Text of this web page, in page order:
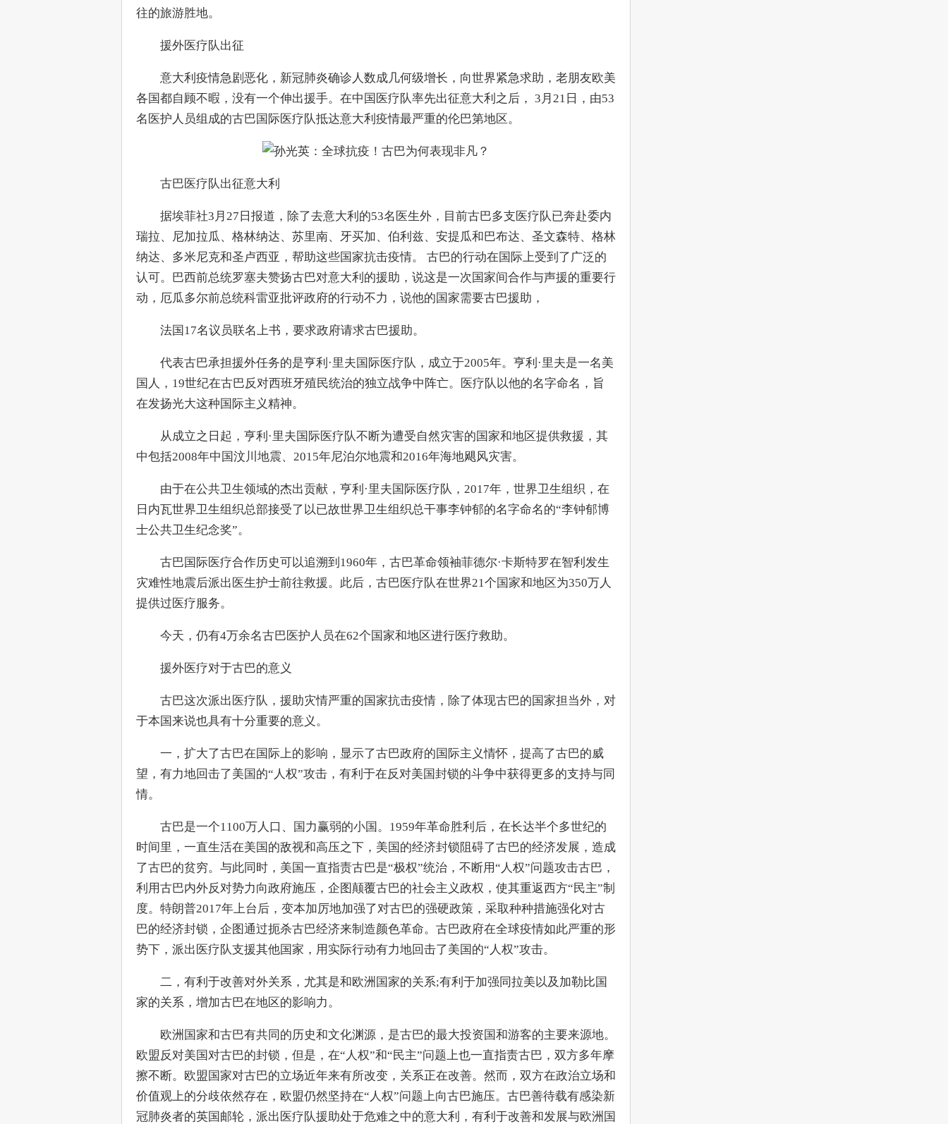
往的旅游胜地。
援外医疗队出征
意大利疫情急剧恶化，新冠肺炎确诊人数成几何级增长，向世界紧急求助，老朋友欧美
各国都自顾不暇，没有一个伸出援手。在中国医疗队率先出征意大利之后， 3月21日，由53
名医护人员组成的古巴国际医疗队抵达意大利疫情最严重的伦巴第地区。
古巴医疗队出征意大利
据埃菲社3月27日报道，除了去意大利的53名医生外，目前古巴多支医疗队已奔赴委内
瑞拉、尼加拉瓜、格林纳达、苏里南、牙买加、伯利兹、安提瓜和巴布达、圣文森特、格林
纳达、多米尼克和圣卢西亚，帮助这些国家抗击疫情。 古巴的行动在国际上受到了广泛的
认可。巴西前总统罗塞夫赞扬古巴对意大利的援助，说这是一次国家间合作与声援的重要行
动，厄瓜多尔前总统科雷亚批评政府的行动不力，说他的国家需要古巴援助，
法国17名议员联名上书，要求政府请求古巴援助。
代表古巴承担援外任务的是亨利·里夫国际医疗队，成立于2005年。亨利·里夫是一名美
国人，19世纪在古巴反对西班牙殖民统治的独立战争中阵亡。医疗队以他的名字命名，旨
在发扬光大这种国际主义精神。
从成立之日起，亨利·里夫国际医疗队不断为遭受自然灾害的国家和地区提供救援，其
中包括2008年中国汶川地震、2015年尼泊尔地震和2016年海地飓风灾害。
由于在公共卫生领域的杰出贡献，亨利·里夫国际医疗队，2017年，世界卫生组织，在
日内瓦世界卫生组织总部接受了以已故世界卫生组织总干事李钟郁的名字命名的“李钟郁博
士公共卫生纪念奖”。
古巴国际医疗合作历史可以追溯到1960年，古巴革命领袖菲德尔·卡斯特罗在智利发生
灾难性地震后派出医生护士前往救援。此后，古巴医疗队在世界21个国家和地区为350万人
提供过医疗服务。
今天，仍有4万余名古巴医护人员在62个国家和地区进行医疗救助。
援外医疗对于古巴的意义
古巴这次派出医疗队，援助灾情严重的国家抗击疫情，除了体现古巴的国家担当外，对
于本国来说也具有十分重要的意义。
一，扩大了古巴在国际上的影响，显示了古巴政府的国际主义情怀，提高了古巴的威
望，有力地回击了美国的“人权”攻击，有利于在反对美国封锁的斗争中获得更多的支持与同
情。
古巴是一个1100万人口、国力赢弱的小国。1959年革命胜利后，在长达半个多世纪的
时间里，一直生活在美国的敌视和高压之下，美国的经济封锁阻碍了古巴的经济发展，造成
了古巴的贫穷。与此同时，美国一直指责古巴是“极权”统治，不断用“人权”问题攻击古巴，
利用古巴内外反对势力向政府施压，企图颠覆古巴的社会主义政权，使其重返西方“民主”制
度。特朗普2017年上台后，变本加厉地加强了对古巴的强硬政策，采取种种措施强化对古
巴的经济封锁，企图通过扼杀古巴经济来制造颜色革命。古巴政府在全球疫情如此严重的形
势下，派出医疗队支援其他国家，用实际行动有力地回击了美国的“人权”攻击。
二，有利于改善对外关系，尤其是和欧洲国家的关系;有利于加强同拉美以及加勒比国
家的关系，增加古巴在地区的影响力。
欧洲国家和古巴有共同的历史和文化渊源，是古巴的最大投资国和游客的主要来源地。
欧盟反对美国对古巴的封锁，但是，在“人权”和“民主”问题上也一直指责古巴，双方多年摩
擦不断。欧盟国家对古巴的立场近年来有所改变，关系正在改善。然而，双方在政治立场和
价值观上的分歧依然存在，欧盟仍然坚持在“人权”问题上向古巴施压。古巴善待载有感染新
冠肺炎者的英国邮轮，派出医疗队援助处于危难之中的意大利，有利于改善和发展与欧洲国